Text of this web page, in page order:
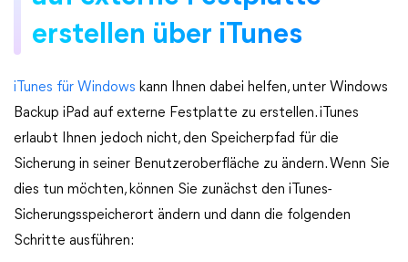
erstellen über iTunes
iTunes für Windows kann Ihnen dabei helfen, unter Windows
Backup iPad auf externe Festplatte zu erstellen. iTunes
erlaubt Ihnen jedoch nicht, den Speicherpfad für die
Sicherung in seiner Benutzeroberfläche zu ändern. Wenn Sie
dies tun möchten, können Sie zunächst den iTunes-
Sicherungsspeicherort ändern und dann die folgenden
Schritte ausführen: